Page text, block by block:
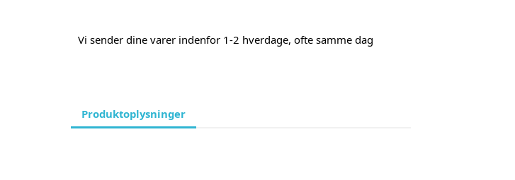
Vi sender dine varer indenfor 1-2 hverdage, ofte samme dag
Produktoplysninger